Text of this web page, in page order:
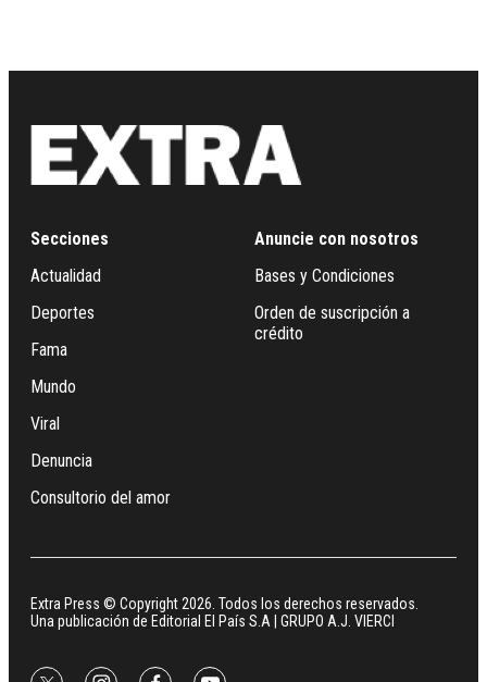
Secciones
Actualidad
Deportes
Fama
Mundo
Viral
Denuncia
Consultorio del amor
Anuncie con nosotros
Bases y Condiciones
Orden de suscripción a
crédito
Extra Press © Copyright 2026. Todos los derechos reservados.
Una publicación de Editorial El País S.A | GRUPO A.J. VIERCI